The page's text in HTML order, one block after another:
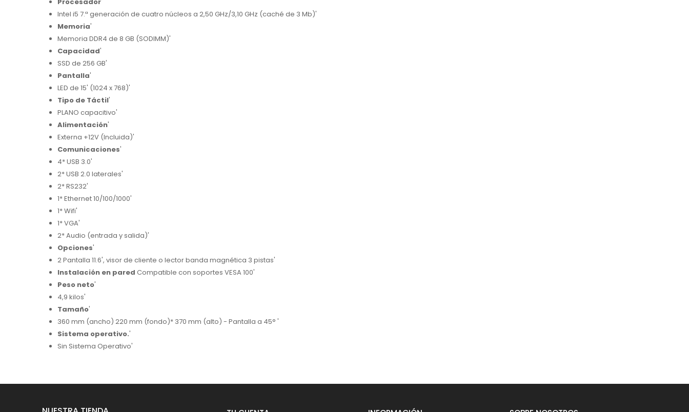
Intel i5 7.ª generación de cuatro núcleos a 2,50 GHz/3,10 GHz (caché de 3 Mb)'
Memoria'
Memoria DDR4 de 8 GB (SODIMM)'
Capacidad'
SSD de 256 GB'
Pantalla'
LED de 15' (1024 x 768)'
Tipo de Táctil'
PLANO capacitivo'
Alimentación'
Externa +12V (Incluida)'
Comunicaciones'
4* USB 3.0'
2* USB 2.0 laterales'
2* RS232'
1* Ethernet 10/100/1000'
1* Wifi'
1* VGA'
2* Audio (entrada y salida)'
Opciones'
2 Pantalla 11.6', visor de cliente o lector banda magnética 3 pistas'
Instalación en pared Compatible con soportes VESA 100'
Peso neto'
4,9 kilos'
Tamaño'
360 mm (ancho) 220 mm (fondo)* 370 mm (alto) - Pantalla a 45° '
Sistema operativo.'
Sin Sistema Operativo'